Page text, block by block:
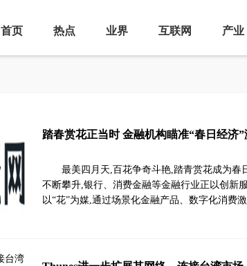
首页 热点 业界 互联网 产业
踏春赏花正当时 金融机构瞄准“春日经济
最美四月天,百花争奇斗艳,踏青赏花成为春
不断攀升,银行、消费金融等金融行业正以创新
以“花”为媒,通过场景化金融产品、数字化消费